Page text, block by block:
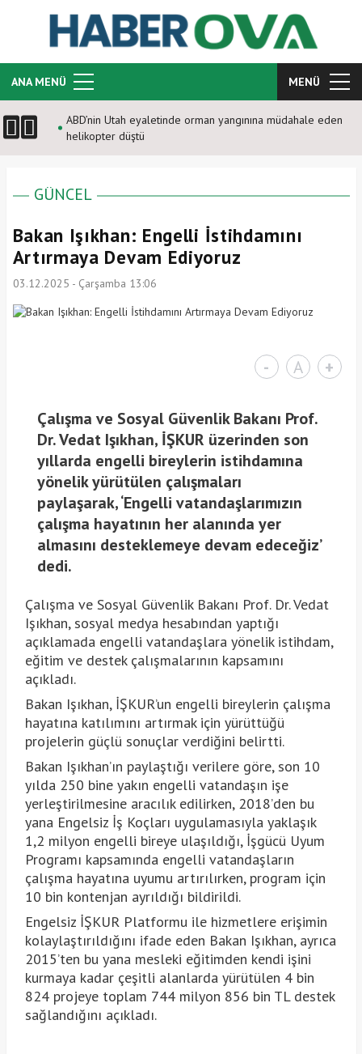
ANA MENÜ MENÜ
ABD’nin Utah eyaletinde orman yangınına müdahale eden
helikopter düştü
GÜNCEL
Bakan Işıkhan: Engelli İstihdamını
Artırmaya Devam Ediyoruz
03.12.2025 - Çarşamba 13:06
- A +
Çalışma ve Sosyal Güvenlik Bakanı Prof.
Dr. Vedat Işıkhan, İŞKUR üzerinden son
yıllarda engelli bireylerin istihdamına
yönelik yürütülen çalışmaları
paylaşarak, ‘Engelli vatandaşlarımızın
çalışma hayatının her alanında yer
almasını desteklemeye devam edeceğiz’
dedi.
Çalışma ve Sosyal Güvenlik Bakanı Prof. Dr. Vedat
Işıkhan, sosyal medya hesabından yaptığı
açıklamada engelli vatandaşlara yönelik istihdam,
eğitim ve destek çalışmalarının kapsamını
açıkladı.
Bakan Işıkhan, İŞKUR’un engelli bireylerin çalışma
hayatına katılımını artırmak için yürüttüğü
projelerin güçlü sonuçlar verdiğini belirtti.
Bakan Işıkhan’ın paylaştığı verilere göre, son 10
yılda 250 bine yakın engelli vatandaşın işe
yerleştirilmesine aracılık edilirken, 2018’den bu
yana Engelsiz İş Koçları uygulamasıyla yaklaşık
1,2 milyon engelli bireye ulaşıldığı, İşgücü Uyum
Programı kapsamında engelli vatandaşların
çalışma hayatına uyumu artırılırken, program için
10 bin kontenjan ayrıldığı bildirildi.
Engelsiz İŞKUR Platformu ile hizmetlere erişimin
kolaylaştırıldığını ifade eden Bakan Işıkhan, ayrıca
2015’ten bu yana mesleki eğitimden kendi işini
kurmaya kadar çeşitli alanlarda yürütülen 4 bin
824 projeye toplam 744 milyon 856 bin TL destek
sağlandığını açıkladı.